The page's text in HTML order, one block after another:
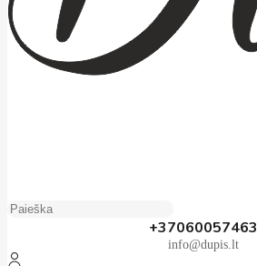
+37060057463
info@dupis.lt